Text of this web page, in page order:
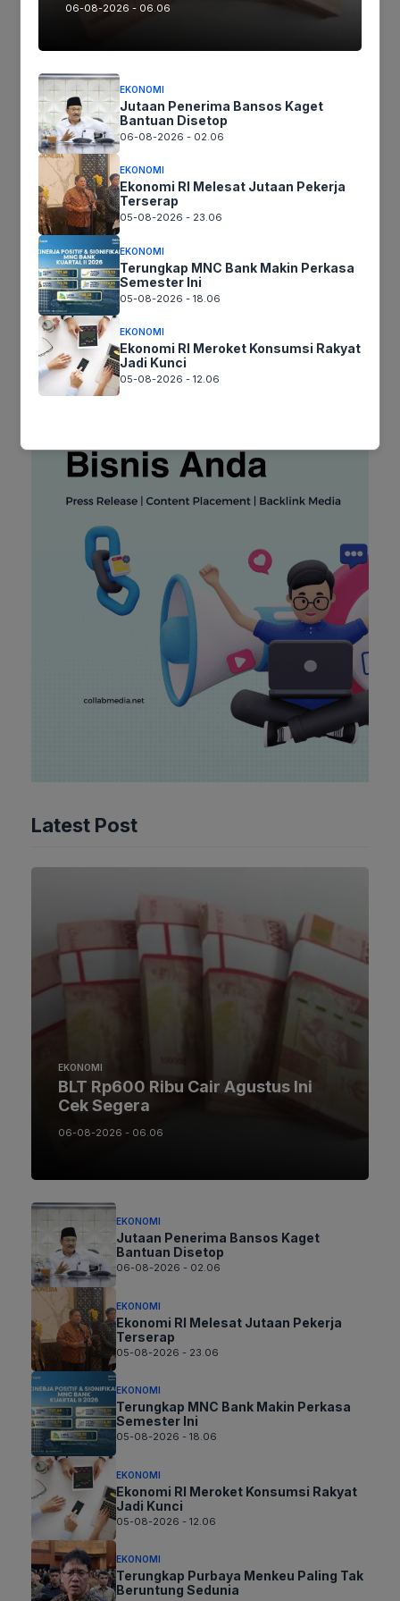
Nama
Situs
web
Simpan nama, email, dan situs web saya pada peramban ini
untuk komentar saya berikutnya.
Latest Post
EKONOMI
BLT Rp600 Ribu Cair Agustus Ini
Cek Segera
06-08-2026 - 06.06
EKONOMI
Jutaan Penerima Bansos Kaget
Bantuan Disetop
06-08-2026 - 02.06
EKONOMI
Ekonomi RI Melesat Jutaan Pekerja
Terserap
05-08-2026 - 23.06
EKONOMI
Terungkap MNC Bank Makin Perkasa
Semester Ini
05-08-2026 - 18.06
EKONOMI
Ekonomi RI Meroket Konsumsi Rakyat
Jadi Kunci
05-08-2026 - 12.06
EKONOMI
Terungkap Purbaya Menkeu Paling Tak
Beruntung Sedunia
06-08-2026 - 06.06
EKONOMI
Jutaan Penerima Bansos Kaget
Bantuan Disetop
06-08-2026 - 02.06
EKONOMI
Ekonomi RI Melesat Jutaan Pekerja
Terserap
05-08-2026 - 23.06
EKONOMI
Terungkap MNC Bank Makin Perkasa
Semester Ini
05-08-2026 - 18.06
EKONOMI
Ekonomi RI Meroket Konsumsi Rakyat
Jadi Kunci
05-08-2026 - 12.06